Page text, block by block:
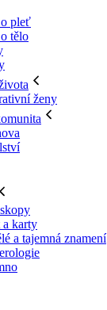
o pleť
tělo
ženy
a karty
a tajemná znamení